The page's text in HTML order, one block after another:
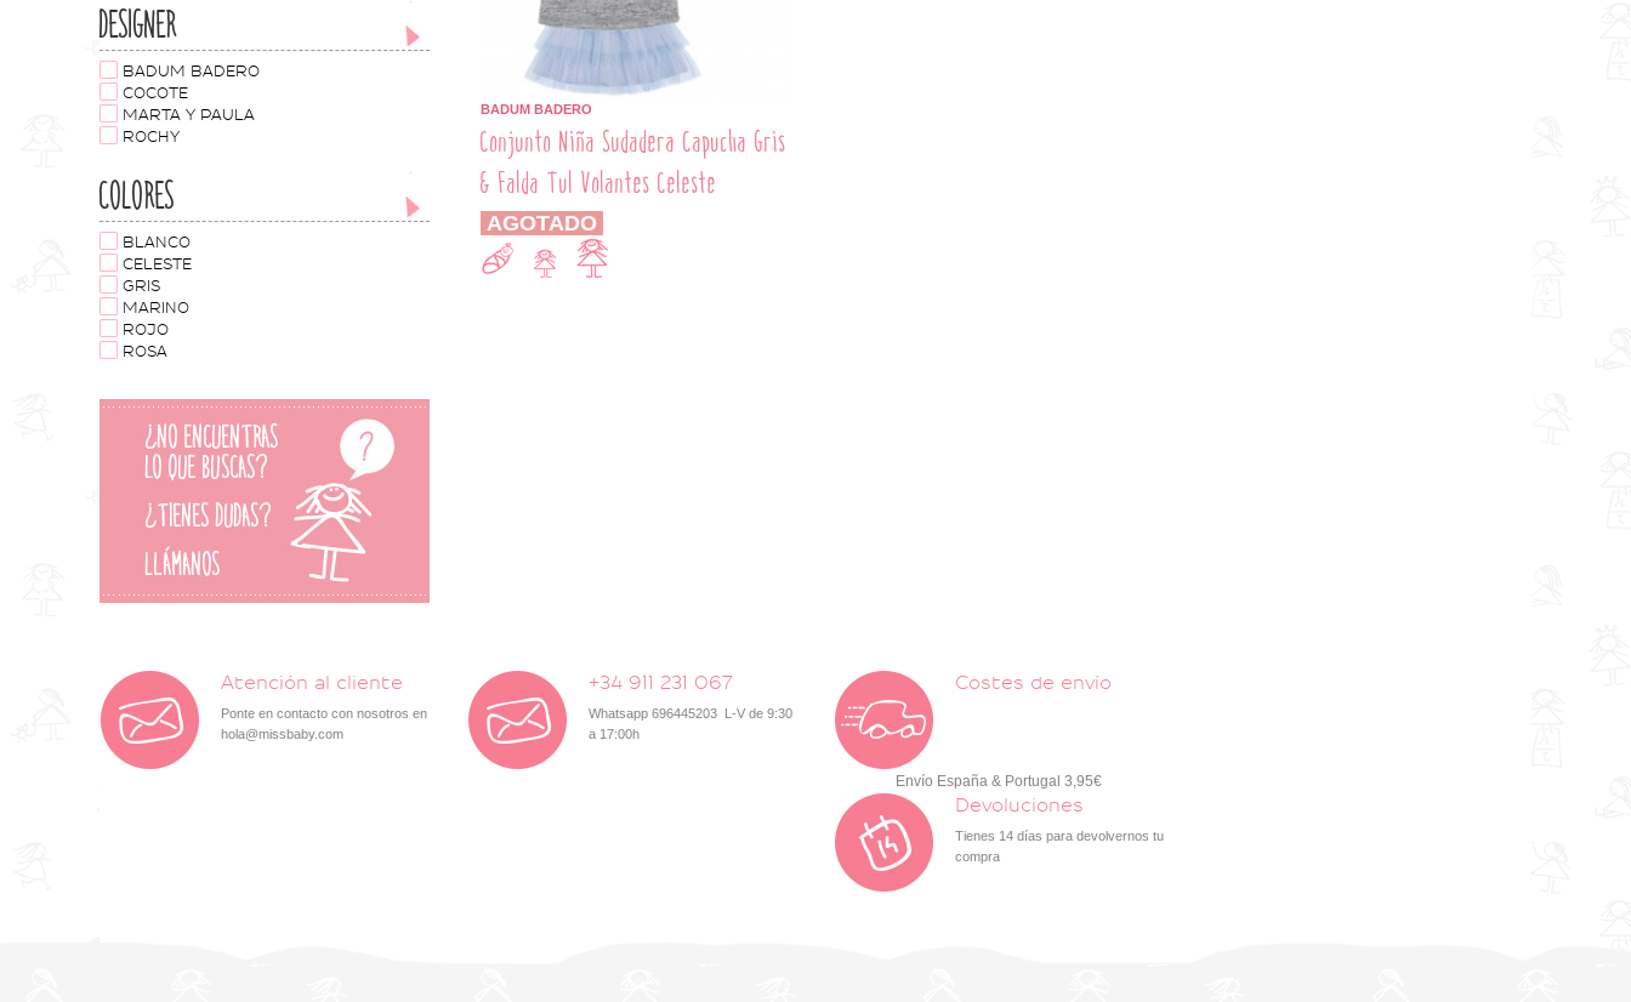
DESIGNER
BADUM BADERO
COCOTE
MARTA Y PAULA
ROCHY
COLORES
BLANCO
CELESTE
GRIS
MARINO
ROJO
ROSA
BADUM BADERO
Conjunto Niña Sudadera Capucha Gris
& Falda Tul Volantes Celeste
AGOTADO
Atención al cliente
Ponte en contacto con nosotros en
hola@missbaby.com
+34 911 231 067
Whatsapp 696445203 L-V de 9:30
a 17:00h
Costes de envío
Envío España & Portugal 3,95€
Devoluciones
Tienes 14 días para devolvernos tu
compra